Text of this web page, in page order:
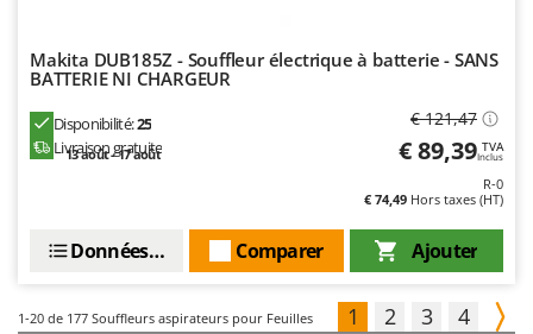
Makita DUB185Z - Souffleur électrique à batterie - SANS
BATTERIE NI CHARGEUR
Disponibilité:25
Livraison gratuite
13 août - 17 août
€ 121,47
€ 89,39 TVA
Inclus
R-0
€ 74,49 Hors taxes (HT)
Ajouter
Comparer
Données techniques
1-20 de 177 Souffleurs aspirateurs pour Feuilles 1 2 3 4